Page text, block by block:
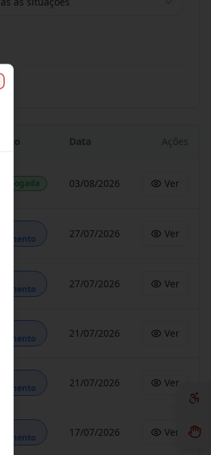
Data Ações
03/08/2026 Ver
27/07/2026 Ver
27/07/2026 Ver
21/07/2026 Ver
21/07/2026 Ver
17/07/2026 Ver